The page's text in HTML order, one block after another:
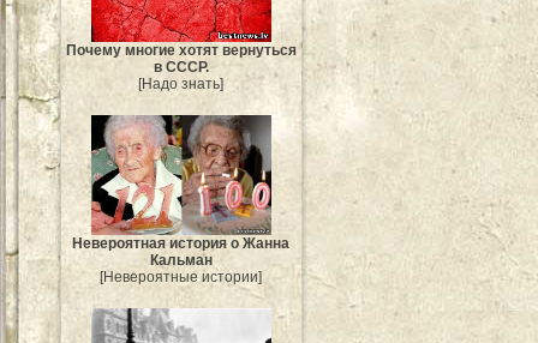
Почему многие хотят вернуться
в СССР.
[Надо знать]
Невероятная история о Жанна
Кальман
[Невероятные истории]